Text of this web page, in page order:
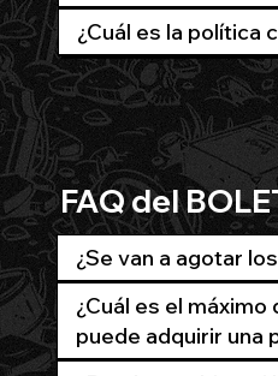
¿Cuál es la política
FAQ del
¿Se van a agotar
¿Cuál es el
puede adquirir una